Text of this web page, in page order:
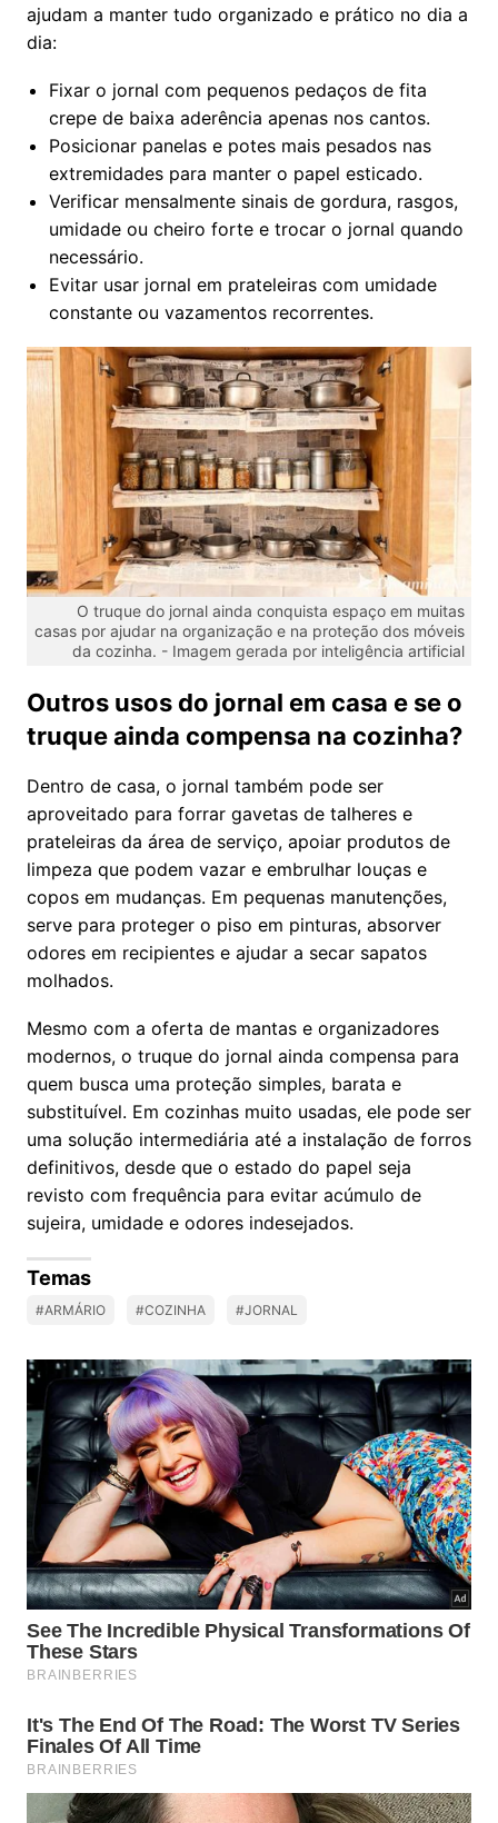
ajudam a manter tudo organizado e prático no dia a
dia:
Fixar o jornal com pequenos pedaços de fita
crepe de baixa aderência apenas nos cantos.
Posicionar panelas e potes mais pesados nas
extremidades para manter o papel esticado.
Verificar mensalmente sinais de gordura, rasgos,
umidade ou cheiro forte e trocar o jornal quando
necessário.
Evitar usar jornal em prateleiras com umidade
constante ou vazamentos recorrentes.
O truque do jornal ainda conquista espaço em muitas
casas por ajudar na organização e na proteção dos móveis
da cozinha. - Imagem gerada por inteligência artificial
Outros usos do jornal em casa e se o
truque ainda compensa na cozinha?
Dentro de casa, o jornal também pode ser
aproveitado para forrar gavetas de talheres e
prateleiras da área de serviço, apoiar produtos de
limpeza que podem vazar e embrulhar louças e
copos em mudanças. Em pequenas manutenções,
serve para proteger o piso em pinturas, absorver
odores em recipientes e ajudar a secar sapatos
molhados.
Mesmo com a oferta de mantas e organizadores
modernos, o truque do jornal ainda compensa para
quem busca uma proteção simples, barata e
substituível. Em cozinhas muito usadas, ele pode ser
uma solução intermediária até a instalação de forros
definitivos, desde que o estado do papel seja
revisto com frequência para evitar acúmulo de
sujeira, umidade e odores indesejados.
Temas
#ARMÁRIO #COZINHA #JORNAL